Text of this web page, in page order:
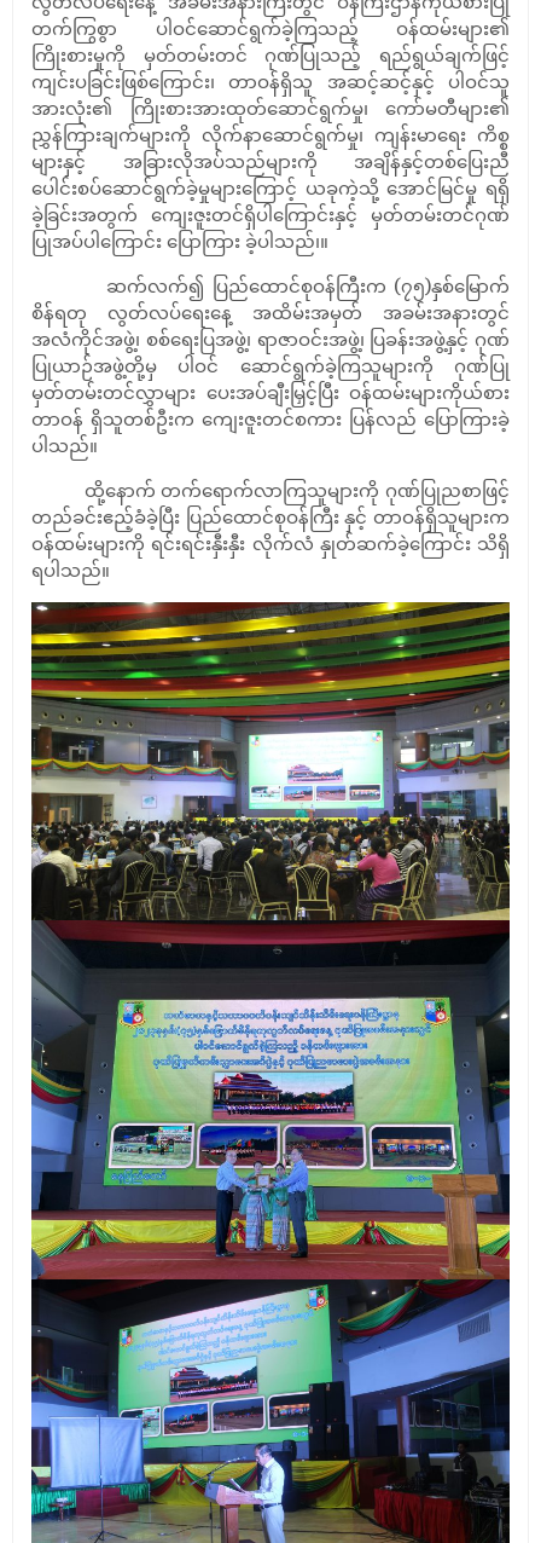
တက်ကြွစွာ ပါဝင်ဆောင်ရွက်ခဲ့ကြသည့် ဝန်ထမ်းများ၏
ကြိုးစားမှုကို မှတ်တမ်းတင် ဂုဏ်ပြုသည့် ရည်ရွယ်ချက်ဖြင့်
ကျင်းပခြင်းဖြစ်ကြောင်း၊ တာဝန်ရှိသူ အဆင့်ဆင့်နှင့် ပါဝင်သူ
အားလုံး၏ ကြိုးစားအားထုတ်ဆောင်ရွက်မှု၊ ကော်မတီများ၏
ညွှန်ကြားချက်များကို လိုက်နာဆောင်ရွက်မှု၊ ကျန်းမာရေး ကိစ္စ
များနှင့် အခြားလိုအပ်သည်များကို အချိန်နှင့်တစ်ပြေးညီ
ပေါင်းစပ်ဆောင်ရွက်ခဲ့မှုများကြောင့် ယခုကဲ့သို့ အောင်မြင်မှု ရရှိ
ခဲ့ခြင်းအတွက် ကျေးဇူးတင်ရှိပါကြောင်းနှင့် မှတ်တမ်းတင်ဂုဏ်
ပြုအပ်ပါကြောင်း ပြောကြား ခဲ့ပါသည်၊။
ဆက်လက်၍ ပြည်ထောင်စုဝန်ကြီးက (၇၅)နှစ်မြောက်
စိန်ရတု လွတ်လပ်ရေးနေ့ အထိမ်းအမှတ် အခမ်းအနားတွင်
အလံကိုင်အဖွဲ့၊ စစ်ရေးပြအဖွဲ့၊ ရာဇာဝင်းအဖွဲ့၊ ပြခန်းအဖွဲ့နှင့် ဂုဏ်
ပြုယာဉ်အဖွဲ့တို့မှ ပါဝင် ဆောင်ရွက်ခဲ့ကြသူများကို ဂုဏ်ပြု
မှတ်တမ်းတင်လွှာများ ပေးအပ်ချီးမြှင့်ပြီး ဝန်ထမ်းများကိုယ်စား
တာဝန် ရှိသူတစ်ဦးက ကျေးဇူးတင်စကား ပြန်လည် ပြောကြားခဲ့
ပါသည်။
ထို့နောက် တက်ရောက်လာကြသူများကို ဂုဏ်ပြုညစာဖြင့်
တည်ခင်းဧည့်ခံခဲ့ပြီး ပြည်ထောင်စုဝန်ကြီး နှင့် တာဝန်ရှိသူများက
ဝန်ထမ်းများကို ရင်းရင်းနှီးနှီး လိုက်လံ နှုတ်ဆက်ခဲ့ကြောင်း သိရှိ
ရပါသည်။